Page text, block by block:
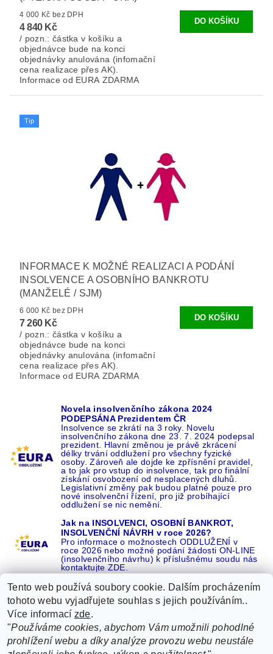
4 000 Kč bez DPH
4 840 Kč
/ pozn.: částka v košíku a
objednávce bude na konci
objednávky anulována (infomační
cena realizace přes AK).
Informace od EURA ZDARMA
Tip
INFORMACE K MOŽNÉ REALIZACI A PODÁNÍ
INSOLVENCE A OSOBNÍHO BANKROTU
(MANŽELÉ / SJM)
6 000 Kč bez DPH
7 260 Kč
/ pozn.: částka v košíku a
objednávce bude na konci
objednávky anulována (infomační
cena realizace přes AK).
Informace od EURA ZDARMA
Novela insolvenčního zákona 2024
PODEPSÁNA Prezidentem ČR
Insolvence se zkrátí na 3 roky. Novelu
insolvenčního zákona dne 23. 7. 2024 podepsal
prezident. Hlavní změnou je právě zkrácení
délky trvání oddlužení pro všechny fyzické
osoby. Zároveň ale dojde ke zpřísnění pravidel,
a to jak pro vstup do insolvence, tak pro finální
získání osvobození od nesplacených dluhů.
Legislativní změny pak budou platné pouze pro
nové insolvenční řízení, pro již probíhající
oddlužení se nic nemění.
Jak na INSOLVENCI, OSOBNÍ BANKROT,
INSOLVENČNÍ NÁVRH v roce 2026?
Pro informace o možnostech ODDLUŽENÍ v
roce 2026 nebo možné podání žádosti ON-LINE
(insolvenčního návrhu) k příslušnému soudu nás
kontaktujte ZDE.
Recenze o NÁS na GOOGLE 16 let REFERENCÍ v celé ČR |
Recenze o NÁS na SEZNAMU |
ŽÁDEJTE život BEZ DLUHŮ nebo EXEKUCÍ ZDE
Tento web používá soubory cookie. Dalším procházením
tohoto webu vyjadřujete souhlas s jejich používáním..
Více informací zde.
"Používáme cookies, abychom Vám umožnili pohodlné
prohlížení webu a díky analýze provozu webu neustále